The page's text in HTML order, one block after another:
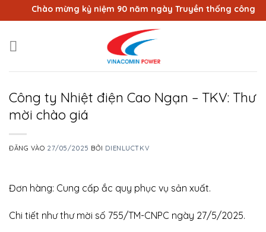
qua
dung
Chào mừng kỷ niệm 90 năm ngày Truyền thống công
Công ty Nhiệt điện Cao Ngạn – TKV: Thư
mời chào giá
ĐĂNG VÀO 27/05/2025 BỞI DIENLUCTKV
Đơn hàng: Cung cấp ắc quy phục vụ sản xuất.
Chi tiết như thư mời số 755/TM-CNPC ngày 27/5/2025.